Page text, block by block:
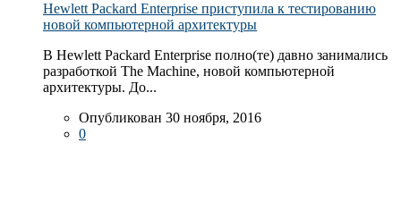
Hewlett Packard Enterprise приступила к тестированию
новой компьютерной архитектуры
В Hewlett Packard Enterprise полно(те) давно занимались
разработкой The Machine, новой компьютерной
архитектуры. До...
Опубликован 30 ноября, 2016
0